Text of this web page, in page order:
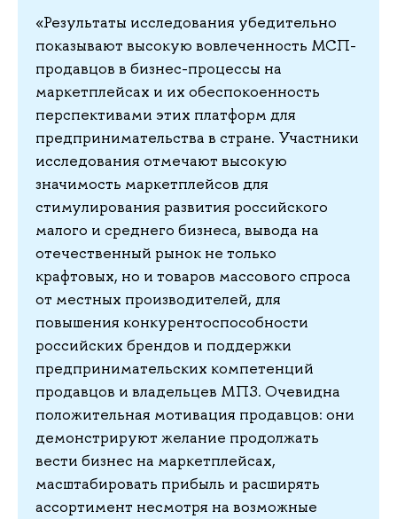
«Результаты исследования убедительно
показывают высокую вовлеченность МСП-
продавцов в бизнес-процессы на
маркетплейсах и их обеспокоенность
перспективами этих платформ для
предпринимательства в стране. Участники
исследования отмечают высокую
значимость маркетплейсов для
стимулирования развития российского
малого и среднего бизнеса, вывода на
отечественный рынок не только
крафтовых, но и товаров массового спроса
от местных производителей, для
повышения конкурентоспособности
российских брендов и поддержки
предпринимательских компетенций
продавцов и владельцев МПЗ. Очевидна
положительная мотивация продавцов: они
демонстрируют желание продолжать
вести бизнес на маркетплейсах,
масштабировать прибыль и расширять
ассортимент несмотря на возможные